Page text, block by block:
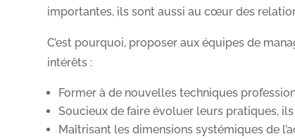
importantes, ils sont aussi au cœur des
C’est pourquoi, proposer aux équipes de
intérêts :
Former à de nouvelles techniques
Soucieux de faire évoluer leurs pratiques,
Maîtrisant les dimensions systémiques de